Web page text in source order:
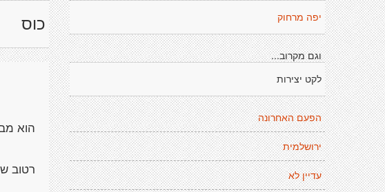
כוס יפה מרחוק
וגם מקרוב...
לקט יצירות
הפעם האחרונה
ירושלמית
עדיין לא